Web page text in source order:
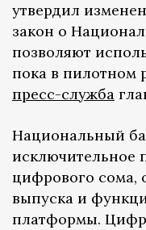
утвердил
закон о
позволяют
пока в пилотном
пресс-служба
Национальный
исключительное
цифрового сома,
выпуска и
платформы.